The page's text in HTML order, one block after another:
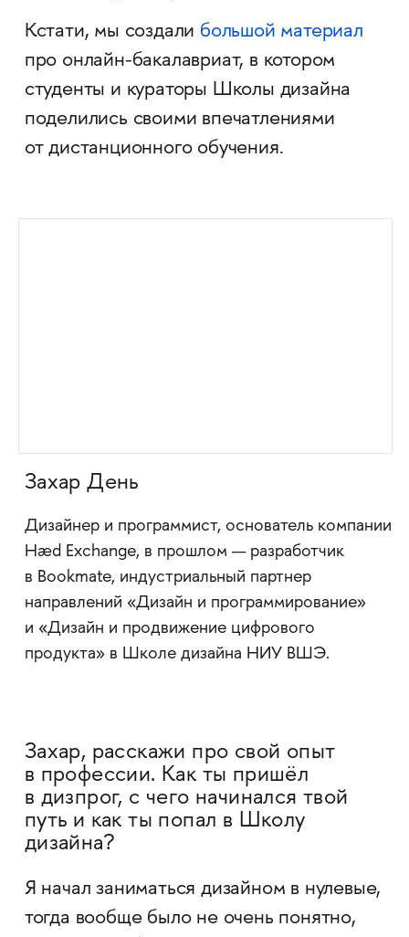
Кстати, мы создали большой материал
про онлайн-бакалавриат, в котором
студенты и кураторы Школы дизайна
поделились своими впечатлениями
от дистанционного обучения.
Захар День
Дизайнер и программист, основатель компании
Hæd Exchange, в прошлом — разработчик
в Bookmate, индустриальный партнер
направлений «Дизайн и программирование»
и «Дизайн и продвижение цифрового
продукта» в Школе дизайна НИУ ВШЭ.
Захар, расскажи про свой опыт
в профессии. Как ты пришёл
в дизпрог, с чего начинался твой
путь и как ты попал в Школу
дизайна?
Я начал заниматься дизайном в нулевые,
тогда вообще было не очень понятно,